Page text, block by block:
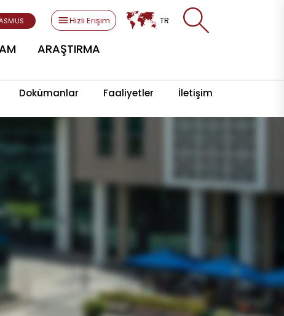
Hızlı Erişim TR
ARAŞTIRMA
Dokümanlar Faaliyetler İletişim